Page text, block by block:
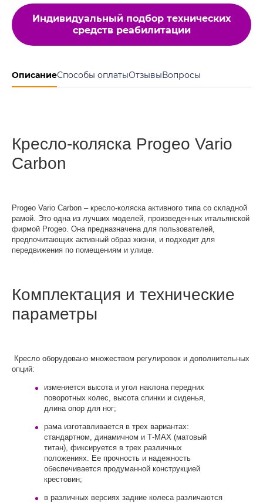
Индивидуальный подбор технических
средств реабилитации
ОписаниеСпособы оплатыОтзывыВопросы
Кресло-коляска Progeo Vario
Carbon
Progeo Vario Carbon – кресло-коляска активного типа со складной
рамой. Это одна из лучших моделей, произведенных итальянской
фирмой Progeo. Она предназначена для пользователей,
предпочитающих активный образ жизни, и подходит для
передвижения по помещениям и улице.
Комплектация и технические
параметры
Кресло оборудовано множеством регулировок и дополнительных
опций:
изменяется высота и угол наклона передних
поворотных колес, высота спинки и сиденья,
длина опор для ног;
рама изготавливается в трех вариантах:
стандартном, динамичном и Т-МАХ (матовый
титан), фиксируется в трех различных
положениях. Ее прочность и надежность
обеспечивается продуманной конструкцией
крестовин;
в различных версиях задние колеса различаются